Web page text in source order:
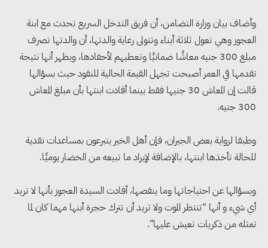
وأضاف بيان وزارة التضامن، أن فريق التدخل السريع تحدث مع ابنة
العجوز وهي تعول ثلاثة أبناء وتتولى رعاية والدتها، أن والدتها تصرف
مبلغ 300 جنيه معاشًا ضمانيًا وتعطيهم لأحفادها، ويظهر أنها نتيجة
تقدمها في العمر أصبحت تجهل القيمة الحالية للنقود حيث بسؤالها
قالت إن المعاش 30 جنيها فقط بينما أفادت ابنتها بأن مبلغ المعاش
300 جنيه.
وطبقا لرواية بعض الجيران، فإن أهل الخير يتبرعون بمساعدات نقدية
للحالة تأخذها ابنتها، بالإضافة لإيراد ما تبيعه من الخضار يوميًا.
وبسؤالها عن احتياجاتها وما ينقصها، أفادت السيدة العجوز بأنها لا تريد
أي شيء و أنها “تنتظر الموت ولا تريد أن تترك حجرة أبنها مهما كان لما
تمثله من ذكريات تعيش عليها”.
والاستثمارات ضمن خطة التنمية
الاقتصادية لعام 2026/2027
«التضامن» تتعامل مع 552 بلاغًا
خلال يوليو.. إنقاذ كبار بلا مأوى ولم